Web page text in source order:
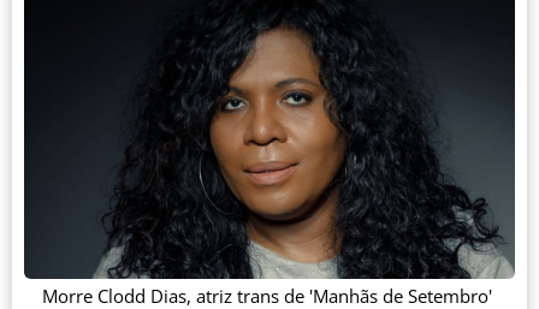
Morre Clodd Dias, atriz trans de 'Manhãs de Setembro'